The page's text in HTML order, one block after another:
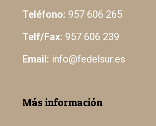
Teléfono: 957 606 265
Telf/Fax: 957 606 239
Email: info@fedelsur.es
Más información